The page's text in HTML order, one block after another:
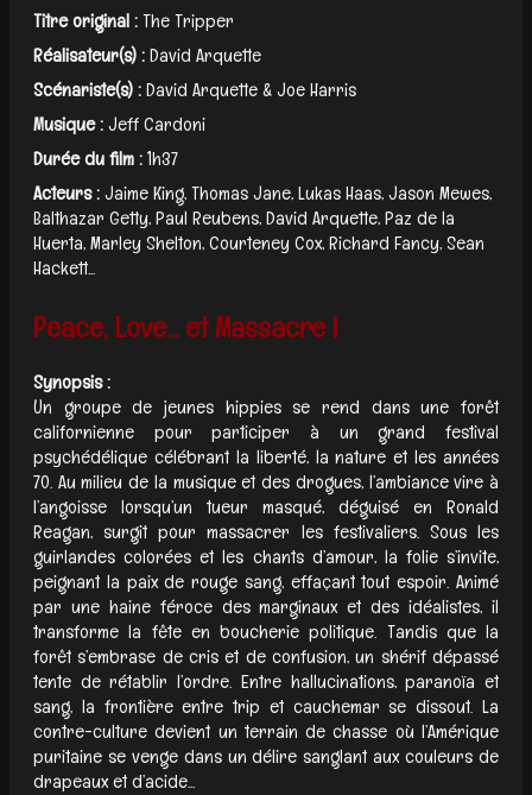
Titre original :The Tripper
Réalisateur(s) :David Arquette
Scénariste(s) :David Arquette & Joe Harris
Musique :Jeff Cardoni
Durée du film :1h37
Acteurs :Jaime King, Thomas Jane, Lukas Haas, Jason Mewes,
Balthazar Getty, Paul Reubens, David Arquette, Paz de la
Huerta, Marley Shelton, Courteney Cox, Richard Fancy, Sean
Hackett...
Peace, Love… et Massacre !
Synopsis :
Un groupe de jeunes hippies se rend dans une forêt
californienne pour participer à un grand festival
psychédélique célébrant la liberté, la nature et les années
70. Au milieu de la musique et des drogues, l’ambiance vire à
l’angoisse lorsqu’un tueur masqué, déguisé en Ronald
Reagan, surgit pour massacrer les festivaliers. Sous les
guirlandes colorées et les chants d’amour, la folie s’invite,
peignant la paix de rouge sang, effaçant tout espoir. Animé
par une haine féroce des marginaux et des idéalistes, il
transforme la fête en boucherie politique. Tandis que la
forêt s’embrase de cris et de confusion, un shérif dépassé
tente de rétablir l’ordre. Entre hallucinations, paranoïa et
sang, la frontière entre trip et cauchemar se dissout. La
contre-culture devient un terrain de chasse où l’Amérique
puritaine se venge dans un délire sanglant aux couleurs de
drapeaux et d’acide...